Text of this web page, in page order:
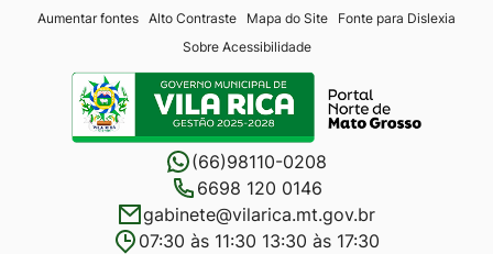
Seção
atalhos
links
acessibilidade
Ir
conteúdo
[alt+1]
Aumentar fontes Alto Contraste Mapa do Site
Fonte para Dislexia
Sobre Acessibilidade
Seção
menu
(66)98110-0208
6698 120 0146
gabinete@vilarica.mt.gov.br
07:30 às 11:30 13:30 às 17:30